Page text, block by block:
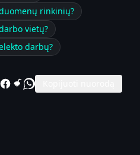
rinkinių?
vietų?
darbų?